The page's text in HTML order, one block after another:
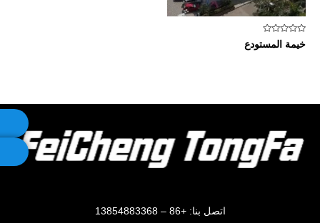
تم
التقييم
خيمة المستودع
اتصل بنا: +86 – 13854883368